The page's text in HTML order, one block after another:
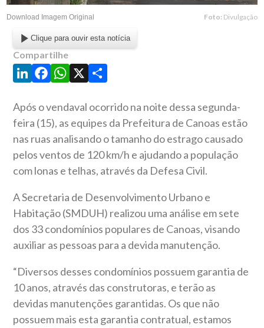
Download Imagem Original Foto: Divulgação
Clique para ouvir esta notícia
Compartilhe
LinkedIn
Facebook
WhatsApp
X Share
Após o vendaval ocorrido na noite dessa segunda-
feira (15), as equipes da Prefeitura de Canoas estão
nas ruas analisando o tamanho do estrago causado
pelos ventos de 120 km/h e ajudando a população
com lonas e telhas, através da Defesa Civil.
A Secretaria de Desenvolvimento Urbano e
Habitação (SMDUH) realizou uma análise em sete
dos 33 condomínios populares de Canoas, visando
auxiliar as pessoas para a devida manutenção.
“Diversos desses condomínios possuem garantia de
10 anos, através das construtoras, e terão as
devidas manutenções garantidas. Os que não
possuem mais esta garantia contratual, estamos